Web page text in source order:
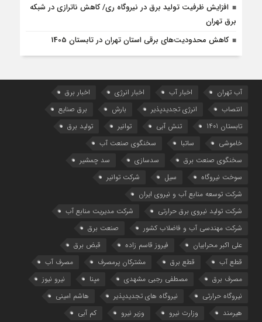
افزایش ظرفیت تولید برق در نیروگاه ری/ کاهش ناترازی در شبکه
برق تهران
کاهش محدودیت‌های برقی استان تهران در تابستان 1405
آب تهران اخبار آب اخبار انرژی
اخبار برق
انتصاب
انرژی تجدیدپذیر بارش
برق صنایع
تابستان 1401
تنش آبی توانیر
تولید برق
خاموشی
ساتبا
سخنگوی صنعت آب
سخنگوی صنعت برق
سدسازی
سد چمشیر
سوخت نیروگاه
سیل
شرکت توانیر
شرکت توسعه منابع آب و نیروی ایران
شرکت تولید نیروی برق حرارتی
شرکت مدیریت منابع آب
شرکت مهندسی آب و فاضلاب کشور
صنعت برق
علی اکبر محرابیان
فیروز قاسم زاده
قبض برق
قطع آب
قطع برق مشترکان پرمصرف
مصرف آب
مصرف برق
مصطفی رجبی مشهدی مپنا
نیرو نیوز
نیروگاه حرارتی
نیروگاه‌ های تجدیدپذیر
هاشم امینی
هیرمند
وزارت نیرو وزیر نیرو کم آبی